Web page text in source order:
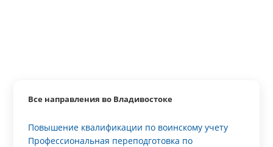
Все направления во Владивостоке
Повышение квалификации по воинскому учету
Профессиональная переподготовка по